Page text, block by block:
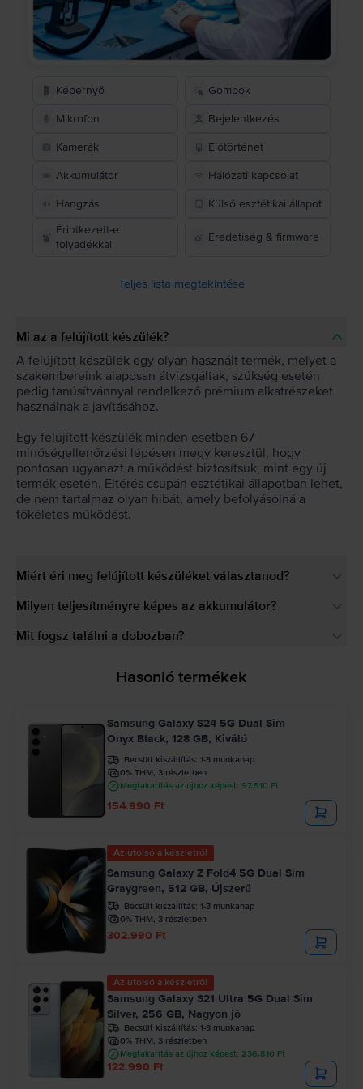
Képernyő Gombok
Mikrofon Bejelentkezés
Kamerák Előtörténet
Akkumulátor Hálózati kapcsolat
Hangzás
Külső esztétikai állapot
Érintkezett-e
folyadékkal
Eredetiség & firmware
Teljes lista megtekintése
Mi az a felújított készülék?
A felújított készülék egy olyan használt termék, melyet a
szakembereink alaposan átvizsgáltak, szükség esetén
pedig tanúsítvánnyal rendelkező prémium alkatrészeket
használnak a javításához.
Egy felújított készülék minden esetben 67
minőségellenőrzési lépésen megy keresztül, hogy
pontosan ugyanazt a működést biztosítsuk, mint egy új
termék esetén. Eltérés csupán esztétikai állapotban lehet,
de nem tartalmaz olyan hibát, amely befolyásolná a
tökéletes működést.
Miért éri meg felújított készüléket választanod?
Milyen teljesítményre képes az akkumulátor?
Mit fogsz találni a dobozban?
Hasonló termékek
Samsung Galaxy S24 5G Dual Sim
Onyx Black, 128 GB, Kiváló
Becsült kiszállítás: 1-3 munkanap
0% THM, 3 részletben
Megtakarítás az újhoz képest: 97.510 Ft
154.990 Ft
Az utolsó a készletről
Samsung Galaxy Z Fold4 5G Dual Sim
Graygreen, 512 GB, Újszerű
Becsült kiszállítás: 1-3 munkanap
0% THM, 3 részletben
302.990 Ft
Az utolsó a készletről
Samsung Galaxy S21 Ultra 5G Dual Sim
Silver, 256 GB, Nagyon jó
Becsült kiszállítás: 1-3 munkanap
0% THM, 3 részletben
Megtakarítás az újhoz képest: 236.810 Ft
122.990 Ft